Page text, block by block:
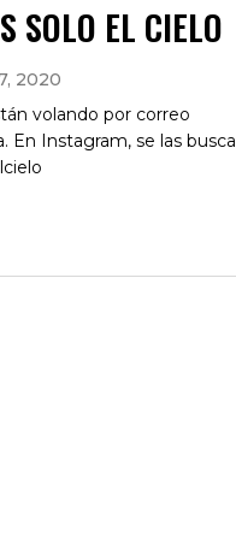
SOLO EL CIELO
2020
volando por correo
En Instagram, se las busca